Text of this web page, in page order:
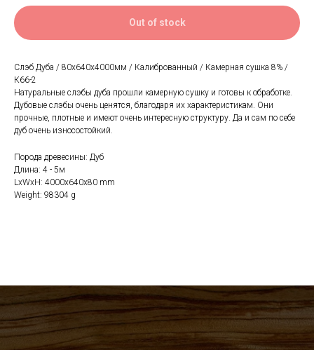
Out of stock
Слэб Дуба / 80х640х4000мм / Калиброванный / Камерная сушка 8% /
К66-2
Натуральные слэбы дуба прошли камерную сушку и готовы к обработке.
Дубовые слэбы очень ценятся, благодаря их характеристикам. Они
прочные, плотные и имеют очень интересную структуру. Да и сам по себе
дуб очень износостойкий.
Порода древесины: Дуб
Длина: 4 - 5м
LxWxH: 4000x640x80 mm
Weight: 98304 g